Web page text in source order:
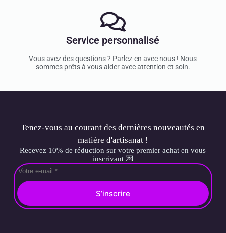
Service personnalisé
Vous avez des questions ? Parlez-en avec nous ! Nous
sommes prêts à vous aider avec attention et soin.
Tenez-vous au courant des dernières nouveautés en
matière d'artisanat !
Recevez 10% de réduction sur votre premier achat en vous
inscrivant 💌
S’inscrire